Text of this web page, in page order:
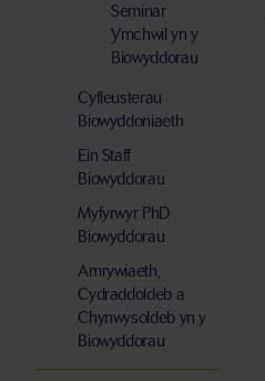
Seminar
Ymchwil yn y
Biowyddorau
Cyfleusterau
Biowyddoniaeth
Ein Staff
Biowyddorau
Myfyrwyr PhD
Biowyddorau
Amrywiaeth,
Cydraddoldeb a
Chynwysoldeb yn y
Biowyddorau